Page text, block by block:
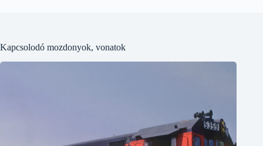
Kapcsolodó mozdonyok, vonatok